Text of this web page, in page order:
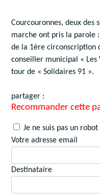
Courcouronnes, deux des
marche ont pris la parole
de la 1ère circonscription
conseiller municipal «
tour de « Solidaires 91 ».
partager :
Recommander cette
Je ne suis pas un robot
Votre adresse email
Destinataire